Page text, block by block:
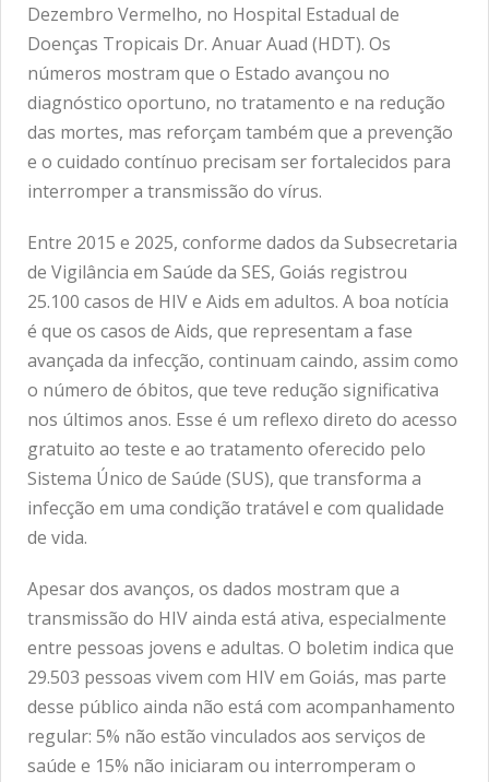
Dezembro Vermelho, no Hospital Estadual de
Doenças Tropicais Dr. Anuar Auad (HDT). Os
números mostram que o Estado avançou no
diagnóstico oportuno, no tratamento e na redução
das mortes, mas reforçam também que a prevenção
e o cuidado contínuo precisam ser fortalecidos para
interromper a transmissão do vírus.
Entre 2015 e 2025, conforme dados da Subsecretaria
de Vigilância em Saúde da SES, Goiás registrou
25.100 casos de HIV e Aids em adultos. A boa notícia
é que os casos de Aids, que representam a fase
avançada da infecção, continuam caindo, assim como
o número de óbitos, que teve redução significativa
nos últimos anos. Esse é um reflexo direto do acesso
gratuito ao teste e ao tratamento oferecido pelo
Sistema Único de Saúde (SUS), que transforma a
infecção em uma condição tratável e com qualidade
de vida.
Apesar dos avanços, os dados mostram que a
transmissão do HIV ainda está ativa, especialmente
entre pessoas jovens e adultas. O boletim indica que
29.503 pessoas vivem com HIV em Goiás, mas parte
desse público ainda não está com acompanhamento
regular: 5% não estão vinculados aos serviços de
saúde e 15% não iniciaram ou interromperam o